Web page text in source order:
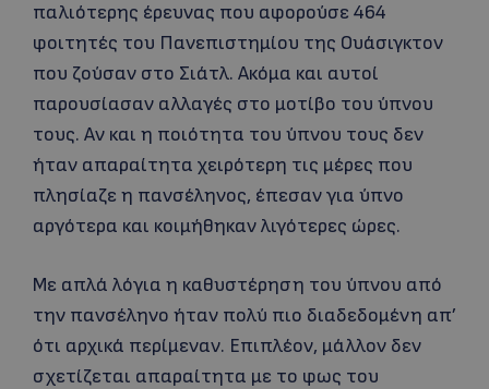
παλιότερης έρευνας που αφορούσε 464
φοιτητές του Πανεπιστημίου της Ουάσιγκτον
που ζούσαν στο Σιάτλ. Ακόμα και αυτοί
παρουσίασαν αλλαγές στο μοτίβο του ύπνου
τους. Αν και η ποιότητα του ύπνου τους δεν
ήταν απαραίτητα χειρότερη τις μέρες που
πλησίαζε η πανσέληνος, έπεσαν για ύπνο
αργότερα και κοιμήθηκαν λιγότερες ώρες.
Με απλά λόγια η καθυστέρηση του ύπνου από
την πανσέληνο ήταν πολύ πιο διαδεδομένη απ’
ότι αρχικά περίμεναν. Επιπλέον, μάλλον δεν
σχετίζεται απαραίτητα με το φως του